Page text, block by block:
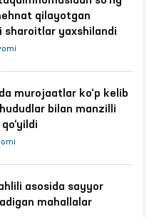
qilayotgan
sharoitlar yaxshilandi
murojaatlar ko‘p kelib
bilan manzilli
asosida sayyor
mahallalar